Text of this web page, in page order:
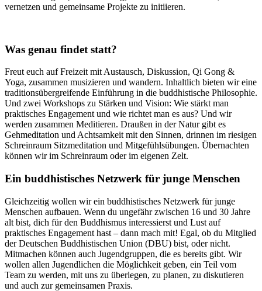
vernetzen und gemeinsame Projekte zu initiieren.
Was genau findet statt?
Freut euch auf Freizeit mit Austausch, Diskussion, Qi Gong &
Yoga, zusammen musizieren und wandern. Inhaltlich bieten wir eine
traditionsübergreifende Einführung in die buddhistische Philosophie.
Und zwei Workshops zu Stärken und Vision: Wie stärkt man
praktisches Engagement und wie richtet man es aus? Und wir
werden zusammen Meditieren. Draußen in der Natur gibt es
Gehmeditation und Achtsamkeit mit den Sinnen, drinnen im riesigen
Schreinraum Sitzmeditation und Mitgefühlsübungen. Übernachten
können wir im Schreinraum oder im eigenen Zelt.
Ein buddhistisches Netzwerk für junge Menschen
Gleichzeitig wollen wir ein buddhistisches Netzwerk für junge
Menschen aufbauen. Wenn du ungefähr zwischen 16 und 30 Jahre
alt bist, dich für den Buddhismus interessierst und Lust auf
praktisches Engagement hast – dann mach mit! Egal, ob du Mitglied
der Deutschen Buddhistischen Union (DBU) bist, oder nicht.
Mitmachen können auch Jugendgruppen, die es bereits gibt. Wir
wollen allen Jugendlichen die Möglichkeit geben, ein Teil vom
Team zu werden, mit uns zu überlegen, zu planen, zu diskutieren
und auch zur gemeinsamen Praxis.